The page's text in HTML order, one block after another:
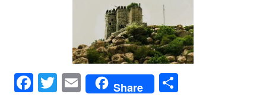
Facebook
Twitter
EmailShare